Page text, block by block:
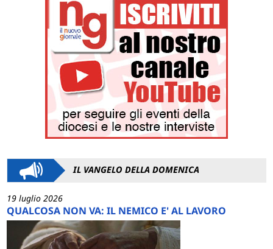
IL VANGELO DELLA DOMENICA
19 luglio 2026
QUALCOSA NON VA: IL NEMICO E' AL LAVORO